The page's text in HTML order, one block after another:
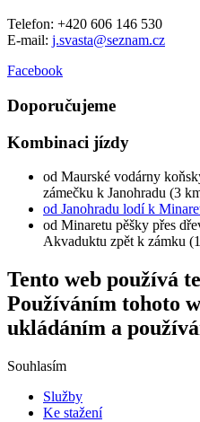
Telefon: +420 606 146 530
E-mail: j.svasta@seznam.cz
Facebook
Doporučujeme
Kombinaci jízdy
od Maurské vodárny
zámečku k Janohradu (3
od Janohradu lodí k
od Minaretu pěšky přes
Akvaduktu zpět k zámku
Tento web používá
Používáním tohoto
ukládáním a
Souhlasím
Služby
Ke stažení